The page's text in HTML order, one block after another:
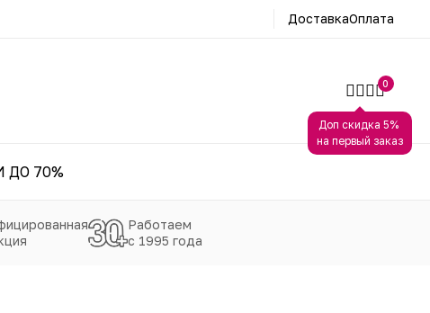
ДоставкаОплата
Доп скидка 5%
на первый заказ
0
ДО 70%
Работаем
с 1995 года